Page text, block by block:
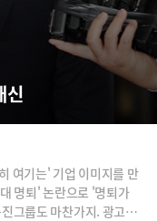
신
여기는' 기업 이미지를 만
명퇴' 논란으로 '명퇴가
그룹도 마찬가지. 광고는